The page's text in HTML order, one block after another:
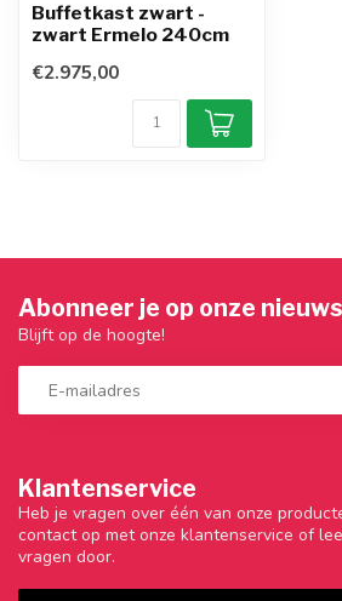
Buffetkast zwart -
zwart Ermelo 240cm
€2.975,00
Klantenservice
Heb je vragen over één van onze
contact op met onze klantenservice of
vragen door.
Abonneer je op onze
Blijft op de hoogte!